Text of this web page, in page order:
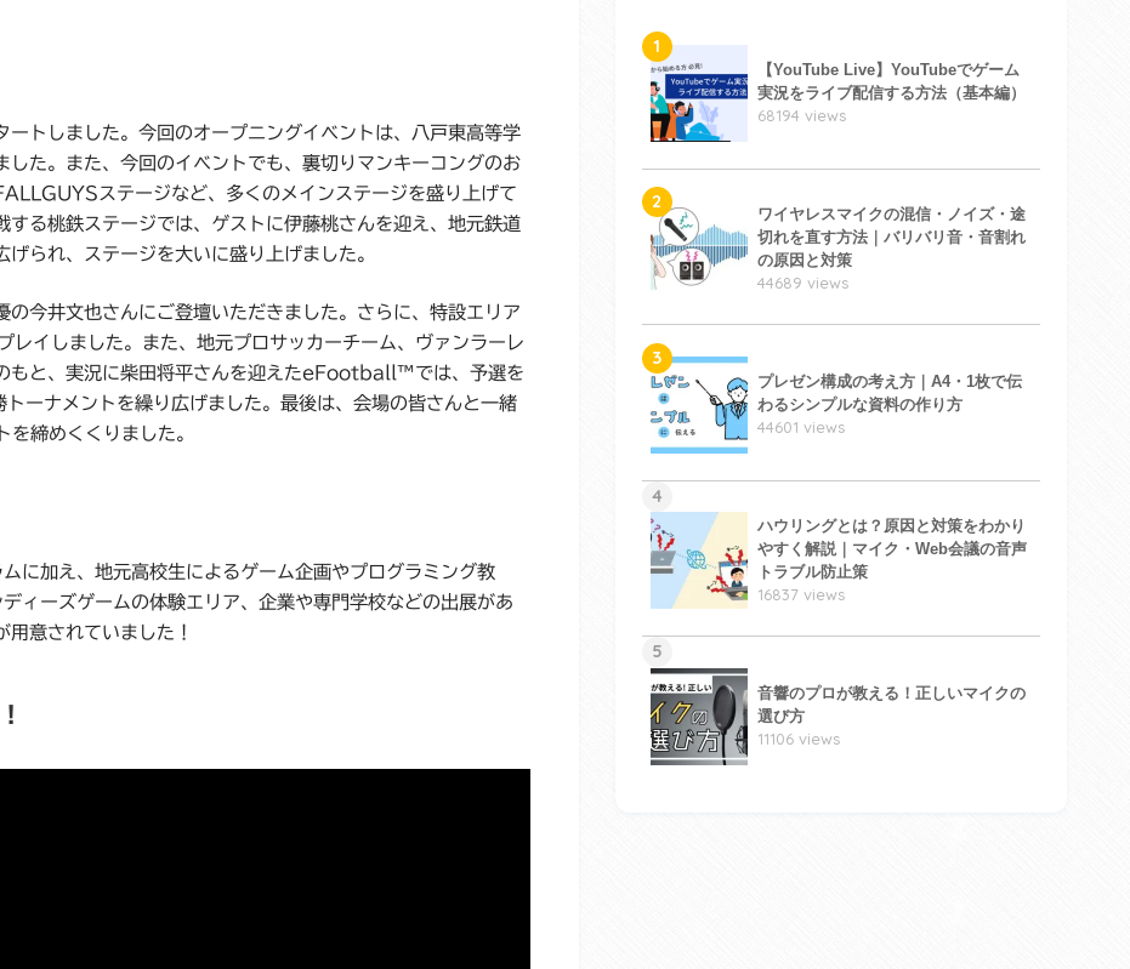
トしました。今回のオープニングイベントは、八戸東高等学
た。また、今回のイベントでも、裏切りマンキーコングのお
ステージなど、多くのメインステージを盛り上げて
る桃鉄ステージでは、ゲストに伊藤桃さんを迎え、地元鉄道
られ、ステージを大いに盛り上げました。
の今井文也さんにご登壇いただきました。さらに、特設エリア
イしました。また、地元プロサッカーチーム、ヴァンラーレ
もと、実況に柴田将平さんを迎えたeFootball™では、予選を
ーナメントを繰り広げました。最後は、会場の皆さんと一緒
締めくくりました。
に加え、地元高校生によるゲーム企画やプログラミング教
ィーズゲームの体験エリア、企業や専門学校などの出展があ
意されていました！
1
【YouTube Live】YouTubeでゲーム
実況をライブ配信する方法（基本編）
68194 views
2
ワイヤレスマイクの混信・ノイズ・途
切れを直す方法｜バリバリ音・音割れ
の原因と対策
44689 views
3
プレゼン構成の考え方｜A4・1枚で伝
わるシンプルな資料の作り方
44601 views
4
ハウリングとは？原因と対策をわかり
やすく解説｜マイク・Web会議の音声
トラブル防止策
16837 views
5
音響のプロが教える！正しいマイクの
選び方
11106 views